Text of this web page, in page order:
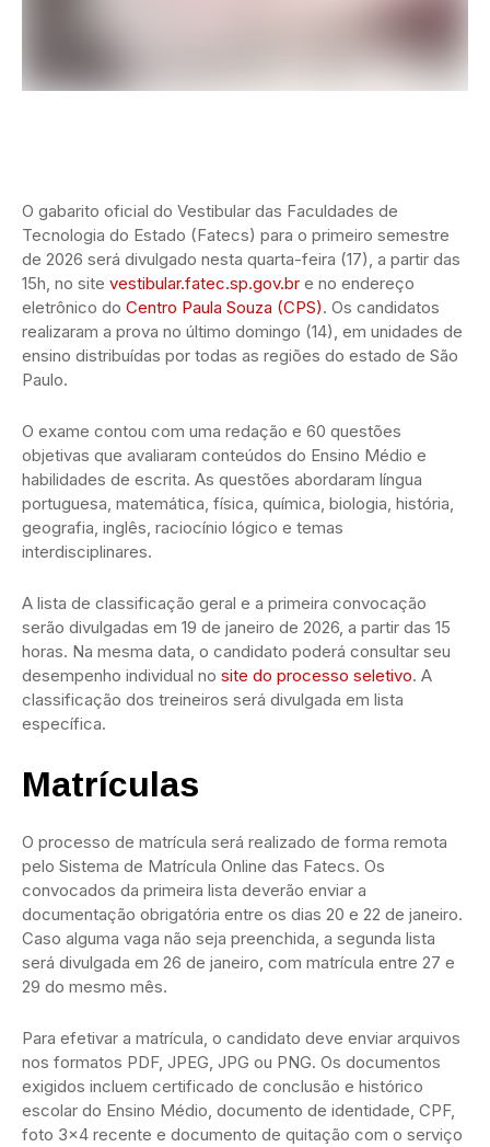
O gabarito oficial do Vestibular das Faculdades de
Tecnologia do Estado (Fatecs) para o primeiro semestre
de 2026 será divulgado nesta quarta-feira (17), a partir das
15h, no site vestibular.fatec.sp.gov.br e no endereço
eletrônico do Centro Paula Souza (CPS). Os candidatos
realizaram a prova no último domingo (14), em unidades de
ensino distribuídas por todas as regiões do estado de São
Paulo.
O exame contou com uma redação e 60 questões
objetivas que avaliaram conteúdos do Ensino Médio e
habilidades de escrita. As questões abordaram língua
portuguesa, matemática, física, química, biologia, história,
geografia, inglês, raciocínio lógico e temas
interdisciplinares.
A lista de classificação geral e a primeira convocação
serão divulgadas em 19 de janeiro de 2026, a partir das 15
horas. Na mesma data, o candidato poderá consultar seu
desempenho individual no site do processo seletivo. A
classificação dos treineiros será divulgada em lista
específica.
Matrículas
O processo de matrícula será realizado de forma remota
pelo Sistema de Matrícula Online das Fatecs. Os
convocados da primeira lista deverão enviar a
documentação obrigatória entre os dias 20 e 22 de janeiro.
Caso alguma vaga não seja preenchida, a segunda lista
será divulgada em 26 de janeiro, com matrícula entre 27 e
29 do mesmo mês.
Para efetivar a matrícula, o candidato deve enviar arquivos
nos formatos PDF, JPEG, JPG ou PNG. Os documentos
exigidos incluem certificado de conclusão e histórico
escolar do Ensino Médio, documento de identidade, CPF,
foto 3×4 recente e documento de quitação com o serviço